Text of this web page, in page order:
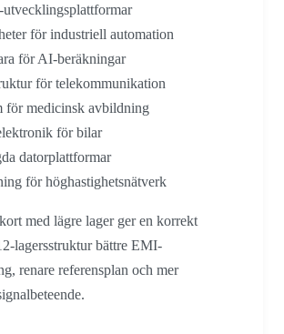
för industriell automation
för AI-beräkningar
för telekommunikation
för medicinsk avbildning
för bilar
datorplattformar
för höghastighetsnätverk
med lägre lager ger en korrekt
lagersstruktur bättre EMI-
renare referensplan och mer